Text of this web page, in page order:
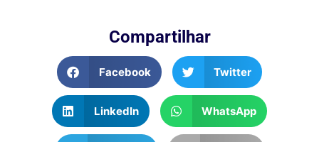
Compartilhar
Facebook Twitter
LinkedIn WhatsApp